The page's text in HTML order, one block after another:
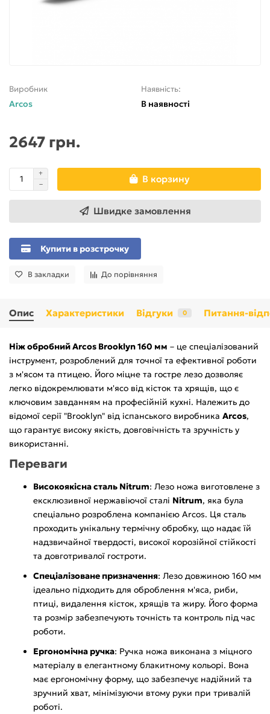
Виробник
Arcos
Наявність:
В наявності
2647 грн.
В корзину
Швидке замовлення
Купити в розстрочку
В закладки До порівняння
Опис Характеристики Відгуки 0 Питання-
Ніж обробний Arcos Brooklyn 160 мм – це спеціалізований
інструмент, розроблений для точної та ефективної роботи
з м'ясом та птицею. Його міцне та гостре лезо дозволяє
легко відокремлювати м'ясо від кісток та хрящів, що є
ключовим завданням на професійній кухні. Належить до
відомої серії "Brooklyn" від іспанського виробника Arcos,
що гарантує високу якість, довговічність та зручність у
використанні.
Переваги
Високоякісна сталь Nitrum: Лезо ножа виготовлене з
ексклюзивної нержавіючої сталі Nitrum, яка була
спеціально розроблена компанією Arcos. Ця сталь
проходить унікальну термічну обробку, що надає їй
надзвичайної твердості, високої корозійної стійкості
та довготривалої гостроти.
Спеціалізоване призначення: Лезо довжиною 160 мм
ідеально підходить для оброблення м'яса, риби,
птиці, видалення кісток, хрящів та жиру. Його форма
та розмір забезпечують точність та контроль під час
роботи.
Ергономічна ручка: Ручка ножа виконана з міцного
матеріалу в елегантному блакитному кольорі. Вона
має ергономічну форму, що забезпечує надійний та
зручний хват, мінімізуючи втому руки при тривалій
роботі.